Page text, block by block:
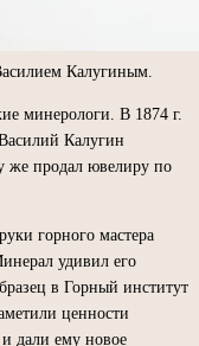
Калугиным.
минерологи. В 1874 г.
Калугин
же продал ювелиру по
горного мастера
удивил его
в Горный институт
ценности
дали ему новое